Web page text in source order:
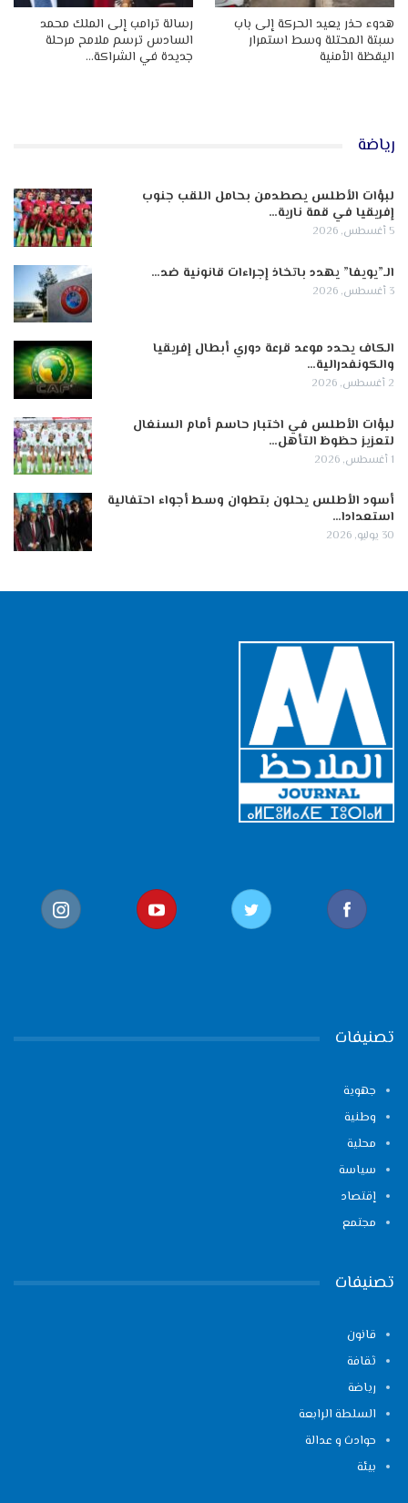
هدوء حذر يعيد الحركة إلى باب
سبتة المحتلة وسط استمرار
اليقظة الأمنية
رسالة ترامب إلى الملك محمد
السادس ترسم ملامح مرحلة
جديدة في الشراكة…
رياضة
لبؤات الأطلس يصطدمن بحامل اللقب جنوب
إفريقيا في قمة نارية…
5 أغسطس, 2026
الـ”يويفا” يهدد باتخاذ إجراءات قانونية ضد…
3 أغسطس, 2026
الكاف يحدد موعد قرعة دوري أبطال إفريقيا
والكونفدرالية…
2 أغسطس, 2026
لبؤات الأطلس في اختبار حاسم أمام السنغال
لتعزيز حظوظ التأهل…
1 أغسطس, 2026
أسود الأطلس يحلون بتطوان وسط أجواء احتفالية
استعدادا…
30 يوليو, 2026
تصنيفات
جهوية
وطنية
محلية
سياسة
إقتصاد
مجتمع
تصنيفات
قانون
ثقافة
رياضة
السلطة الرابعة
حوادث و عدالة
بيئة